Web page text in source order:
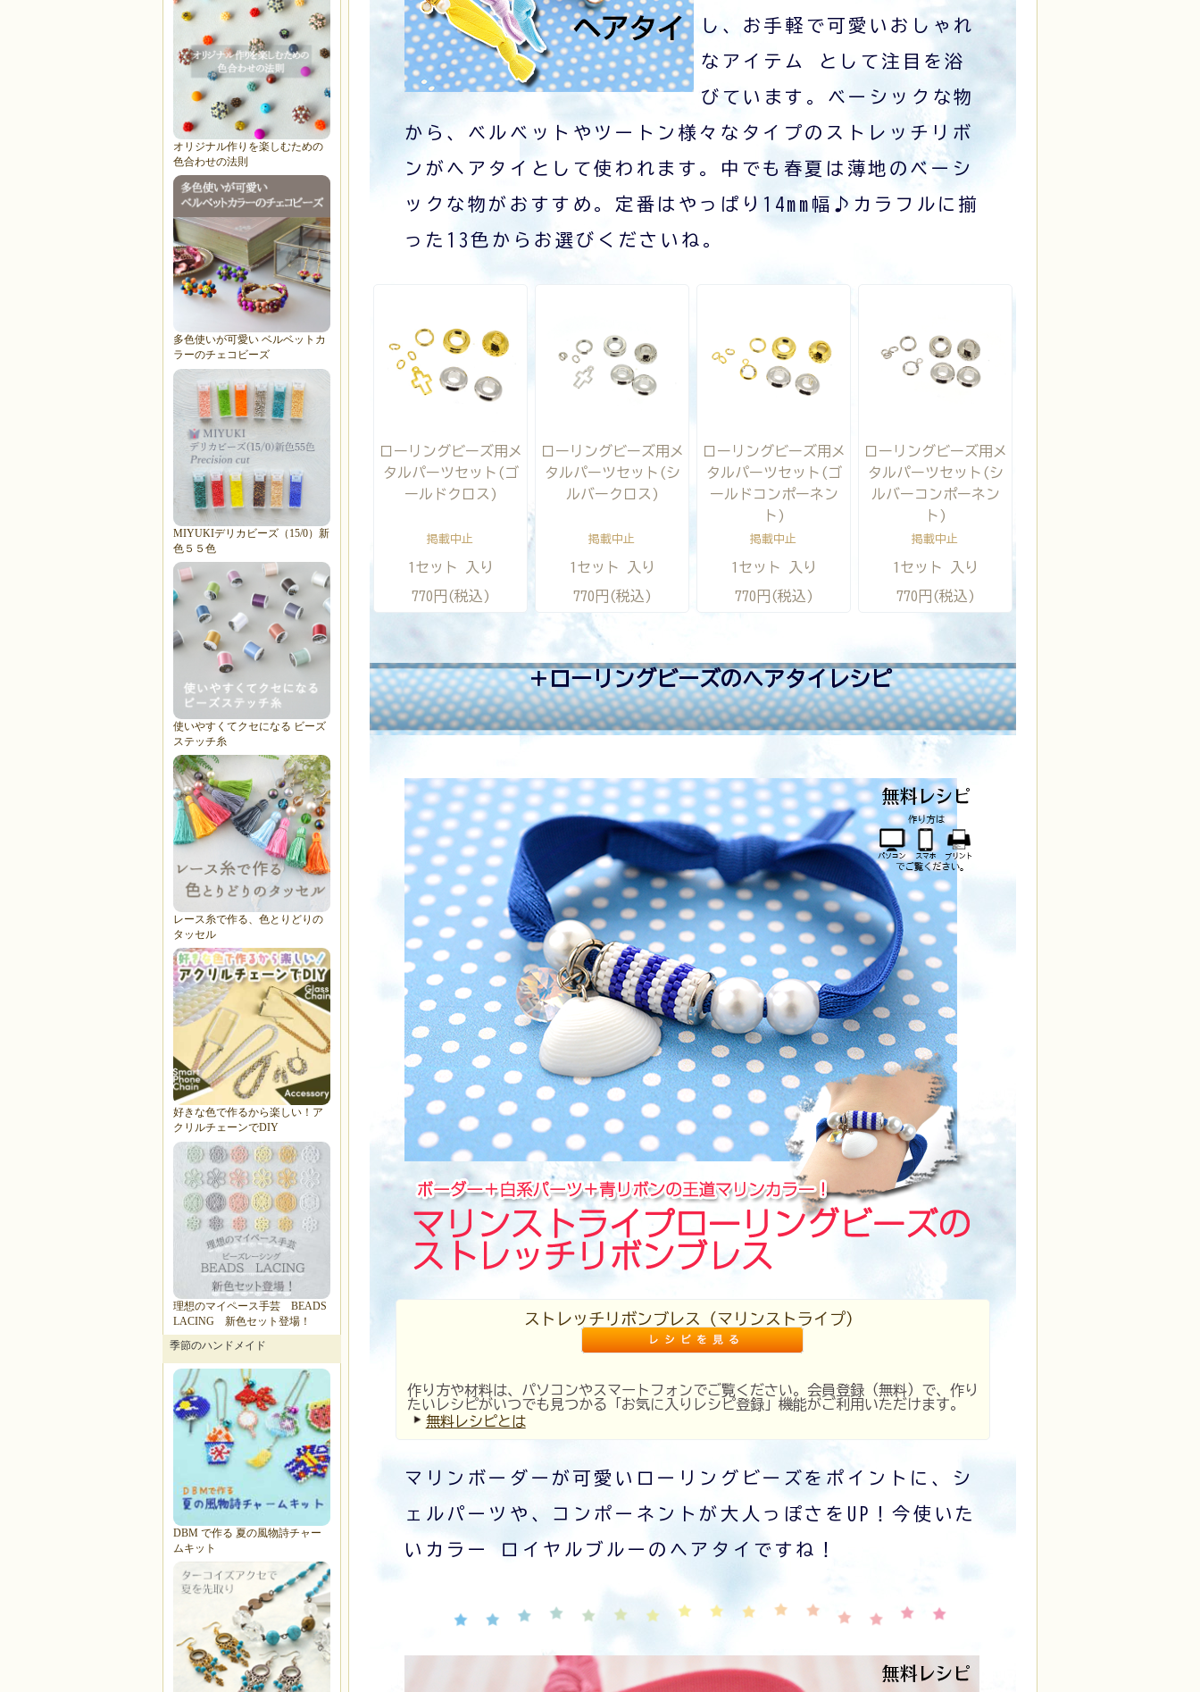
し、お手軽で可愛いおしゃれ
なアイテム として注目を浴
びています。ベーシックな物
から、ベルベットやツートン様々なタイプのストレッチリボ
ンがヘアタイとして使われます。中でも春夏は薄地のベーシ
ックな物がおすすめ。定番はやっぱり14mm幅♪カラフルに揃
った13色からお選びくださいね。
ローリングビーズ用メ
タルパーツセット(ゴ
ールドクロス)
掲載中止
1セット 入り
770円(税込)
ローリングビーズ用メ
タルパーツセット(シ
ルバークロス)
掲載中止
1セット 入り
770円(税込)
ローリングビーズ用メ
タルパーツセット(ゴ
ールドコンポーネン
ト)
掲載中止
1セット 入り
770円(税込)
ローリングビーズ用メ
タルパーツセット(シ
ルバーコンポーネン
ト)
掲載中止
1セット 入り
770円(税込)
＋ローリングビーズのヘアタイレシピ
ストレッチリボンブレス（マリンストライプ）
作り方や材料は、パソコンやスマートフォンでご覧ください。会員登録（無料）で、作り
たいレシピがいつでも見つかる「お気に入りレシピ登録」機能がご利用いただけます。
無料レシピとは
マリンボーダーが可愛いローリングビーズをポイントに、シ
ェルパーツや、コンポーネントが大人っぽさをUP！今使いた
いカラー ロイヤルブルーのヘアタイですね！
オリジナル作りを楽しむための
色合わせの法則
多色使いが可愛い ベルベットカ
ラーのチェコビーズ
MIYUKIデリカビーズ（15/0）新
色５５色
使いやすくてクセになる ビーズ
ステッチ糸
レース糸で作る、色とりどりの
タッセル
好きな色で作るから楽しい！ア
クリルチェーンでDIY
理想のマイペース手芸 BEADS
LACING 新色セット登場！
季節のハンドメイド
DBM で作る 夏の風物詩チャー
ムキット